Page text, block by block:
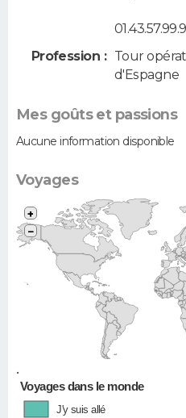
Profession : Tour
d'Espagne
Mes goûts et passions
Aucune information disponible
Voyages
•
+
−
Voyages dans le monde
J'y suis allé